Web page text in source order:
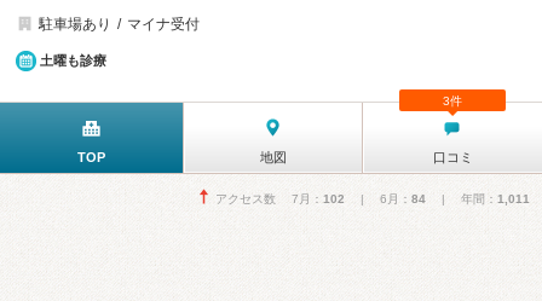
駐車場あり
マイナ受付
土曜も診療
TOP 地図 口コミ
3件
アクセス数 7月： 102 | 6月： 84 | 年間： 1,011